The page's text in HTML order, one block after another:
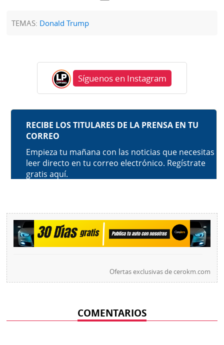
TEMAS: Donald Trump
Síguenos en Instagram
Ofertas exclusivas decerokm.com
COMENTARIOS